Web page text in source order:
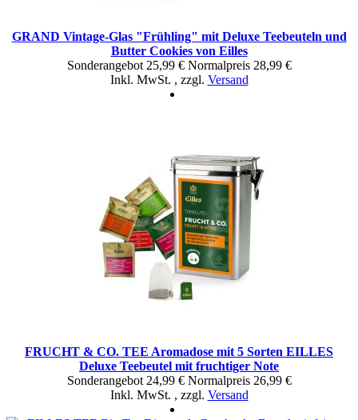
GRAND Vintage-Glas "Frühling" mit Deluxe Teebeuteln und
Butter Cookies von Eilles
Sonderangebot 25,99 € Normal­preis 28,99 €
Inkl. MwSt. , zzgl. Versand
FRUCHT & CO. TEE Aromadose mit 5 Sorten EILLES
Deluxe Teebeutel mit fruchtiger Note
Sonderangebot 24,99 € Normal­preis 26,99 €
Inkl. MwSt. , zzgl. Versand